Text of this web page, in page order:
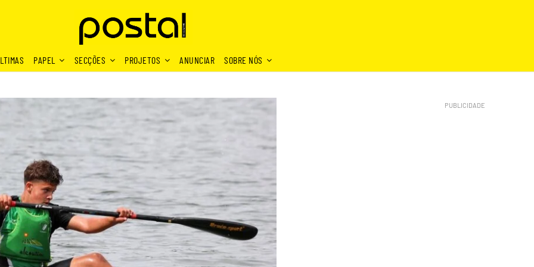
PAPEL SECÇÕES PROJETOS ANUNCIAR SOBRE NÓS